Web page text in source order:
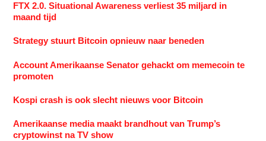
FTX 2.0. Situational Awareness verliest 35 miljard in
maand tijd
Strategy stuurt Bitcoin opnieuw naar beneden
Account Amerikaanse Senator gehackt om memecoin te
promoten
Kospi crash is ook slecht nieuws voor Bitcoin
Amerikaanse media maakt brandhout van Trump’s
cryptowinst na TV show